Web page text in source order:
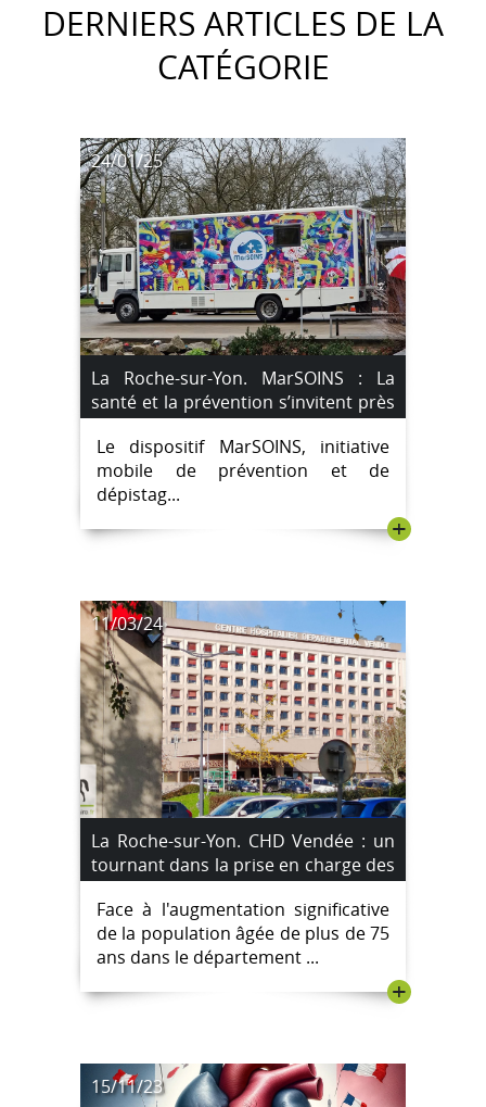
DERNIERS ARTICLES DE LA
CATÉGORIE
24/01/25
La Roche-sur-Yon. MarSOINS : La
santé et la prévention s’invitent près
de chez vous
Le dispositif MarSOINS, initiative
mobile de prévention et de
dépistag...
+
11/03/24
La Roche-sur-Yon. CHD Vendée : un
tournant dans la prise en charge des
plus de 75 ans
Face à l'augmentation significative
de la population âgée de plus de 75
ans dans le département ...
+
15/11/23